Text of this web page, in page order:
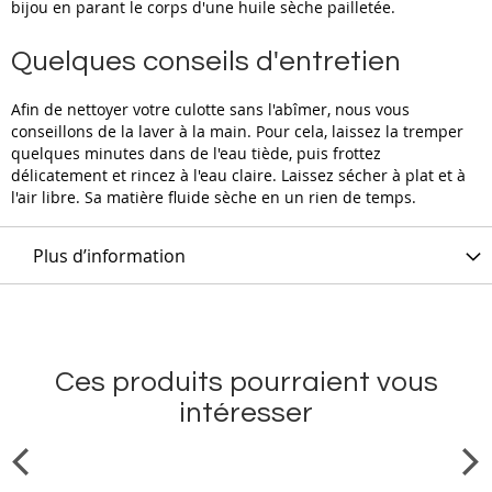
bijou en parant le corps d'une huile sèche pailletée.
Quelques conseils d'entretien
Afin de nettoyer votre culotte sans l'abîmer, nous vous
conseillons de la laver à la main. Pour cela, laissez la tremper
quelques minutes dans de l'eau tiède, puis frottez
délicatement et rincez à l'eau claire. Laissez sécher à plat et à
l'air libre. Sa matière fluide sèche en un rien de temps.
Plus d’information
Ces produits pourraient vous
intéresser